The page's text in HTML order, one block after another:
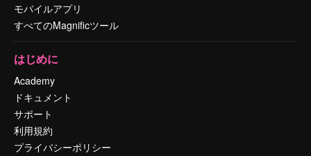
モバイルアプリ
すべてのMagnificツール
はじめに
Academy
ドキュメント
サポート
利用規約
プライバシーポリシー